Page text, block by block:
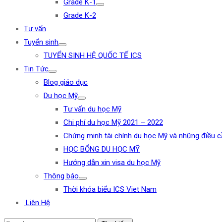
Grade K-1
Grade K-2
Tư vấn
Tuyển sinh
TUYỂN SINH HỆ QUỐC TẾ ICS
Tin Tức
Blog giáo dục
Du học Mỹ
Tư vấn du học Mỹ
Chi phí du học Mỹ 2021 – 2022
Chứng minh tài chính du học Mỹ và những điều
HỌC BỔNG DU HỌC MỸ
Hướng dẫn xin visa du học Mỹ
Thông báo
Thời khóa biểu ICS Viet Nam
Liên Hệ